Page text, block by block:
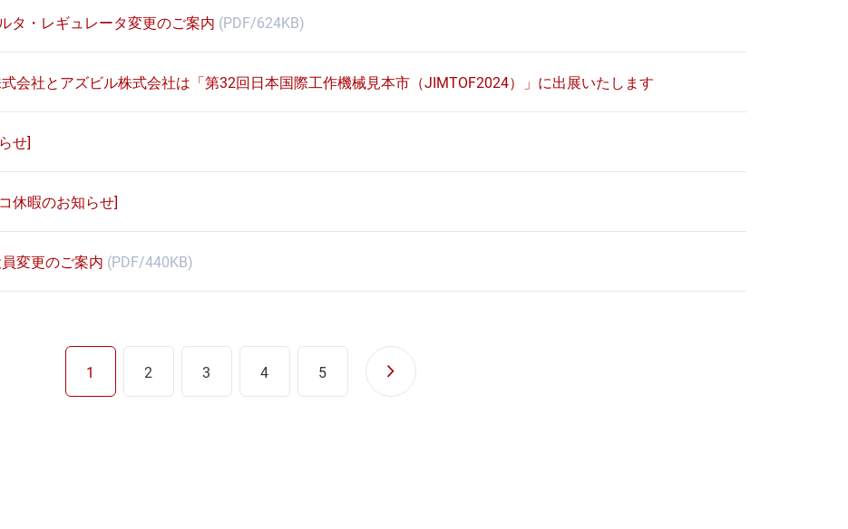
タ・レギュレータ変更のご案内 (PDF/624KB)
式会社とアズビル株式会社は「第32回日本国際工作機械見本市（JIMTOF2024）」に出展いたします
せ]
休暇のお知らせ]
変更のご案内 (PDF/440KB)
1 2 3 4 5